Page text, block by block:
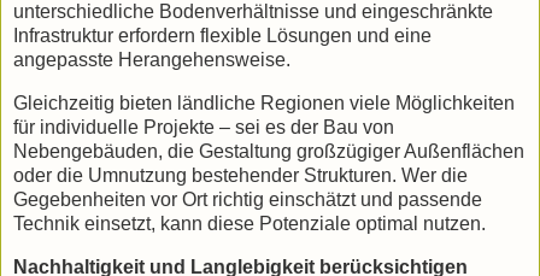
unterschiedliche Bodenverhältnisse und eingeschränkte
Infrastruktur erfordern flexible Lösungen und eine
angepasste Herangehensweise.
Gleichzeitig bieten ländliche Regionen viele Möglichkeiten
für individuelle Projekte – sei es der Bau von
Nebengebäuden, die Gestaltung großzügiger Außenflächen
oder die Umnutzung bestehender Strukturen. Wer die
Gegebenheiten vor Ort richtig einschätzt und passende
Technik einsetzt, kann diese Potenziale optimal nutzen.
Nachhaltigkeit und Langlebigkeit berücksichtigen